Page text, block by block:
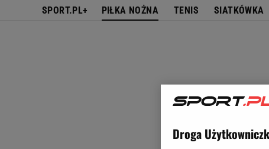
SPORT.PL+ PIŁKA NOŻNA TENIS SIATKÓWKA
Droga